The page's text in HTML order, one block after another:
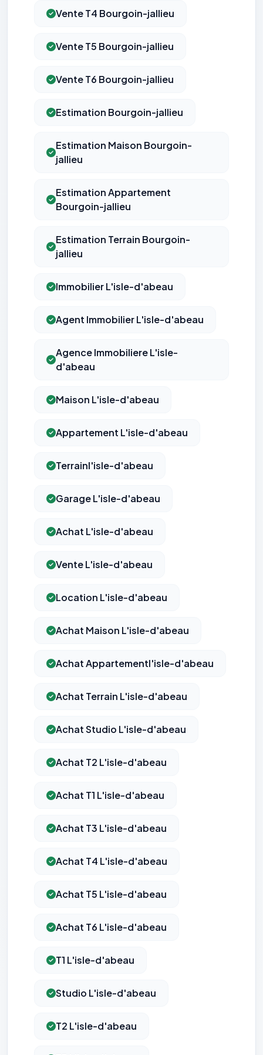
Vente T4 Bourgoin-jallieu
Vente T5 Bourgoin-jallieu
Vente T6 Bourgoin-jallieu
Estimation Bourgoin-jallieu
Estimation Maison Bourgoin-
jallieu
Estimation Appartement
Bourgoin-jallieu
Estimation Terrain Bourgoin-
jallieu
Immobilier L'isle-d'abeau
Agent Immobilier L'isle-d'abeau
Agence Immobiliere L'isle-
d'abeau
Maison L'isle-d'abeau
Appartement L'isle-d'abeau
Terrainl'isle-d'abeau
Garage L'isle-d'abeau
Achat L'isle-d'abeau
Vente L'isle-d'abeau
Location L'isle-d'abeau
Achat Maison L'isle-d'abeau
Achat Appartementl'isle-d'abeau
Achat Terrain L'isle-d'abeau
Achat Studio L'isle-d'abeau
Achat T2 L'isle-d'abeau
Achat T1 L'isle-d'abeau
Achat T3 L'isle-d'abeau
Achat T4 L'isle-d'abeau
Achat T5 L'isle-d'abeau
Achat T6 L'isle-d'abeau
T1 L'isle-d'abeau
Studio L'isle-d'abeau
T2 L'isle-d'abeau
Nécessaires au fonctionnement du site : session, sécurité,
Nous aident à comprendre comment vous utilisez le site